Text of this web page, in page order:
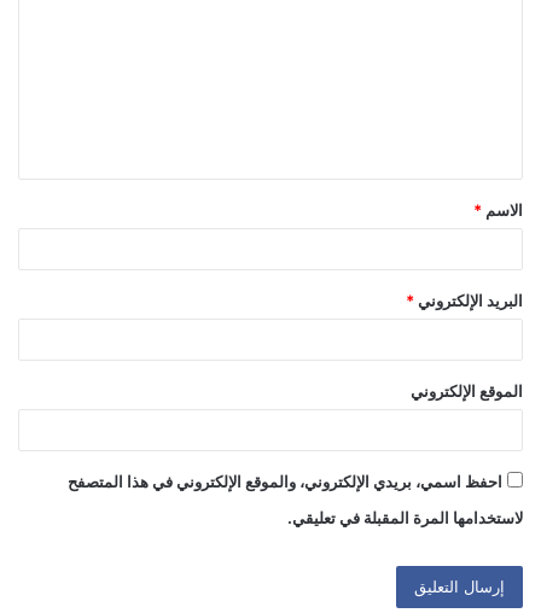
ق
*
الاسم *
البريد الإلكتروني *
الموقع الإلكتروني
احفظ اسمي، بريدي الإلكتروني، والموقع الإلكتروني في هذا المتصفح
لاستخدامها المرة المقبلة في تعليقي.